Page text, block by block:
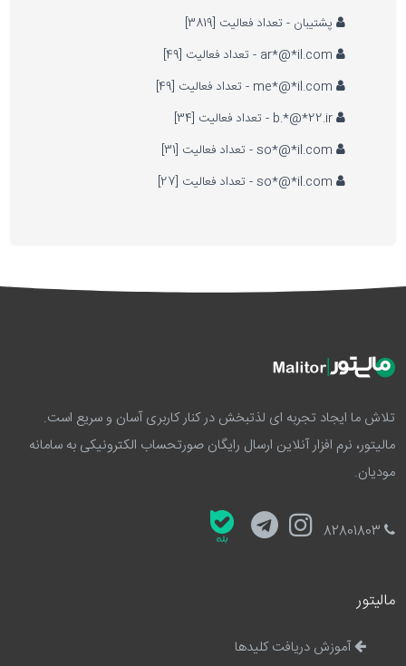
پشتیبان - تعداد فعالیت [3819]
تلاش ما ایجاد تجربه ای لذتبخش در کنار کاربری آسان و سریع است.
مالیتور، نرم افزار آنلاین ارسال رایگان صورتحساب الکترونیکی به سامانه
مودیان.
مالیتور
آموزش دریافت کلیدها